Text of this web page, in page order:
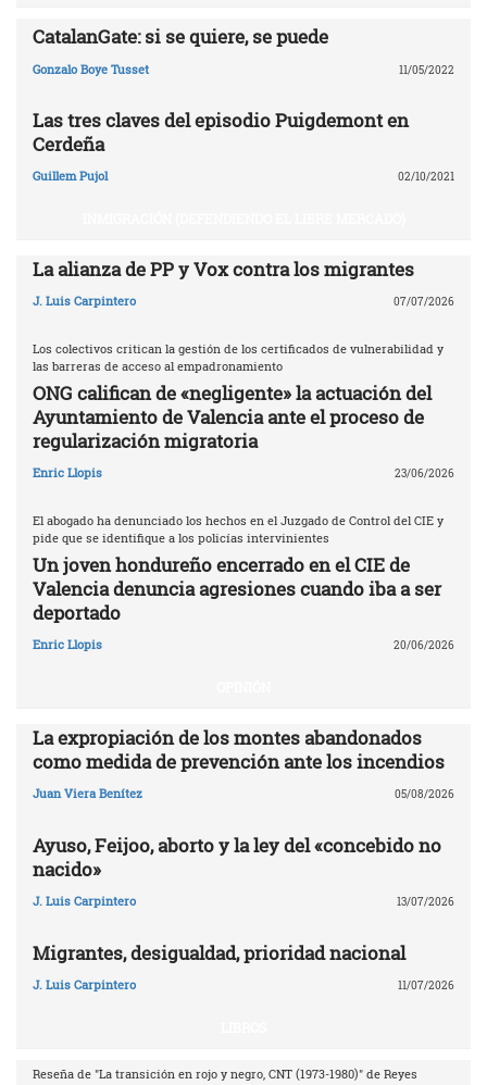
CatalanGate: si se quiere, se puede
Gonzalo Boye Tusset 11/05/2022
Las tres claves del episodio Puigdemont en
Cerdeña
Guillem Pujol 02/10/2021
La alianza de PP y Vox contra los migrantes
J. Luis Carpintero 07/07/2026
Los colectivos critican la gestión de los certificados de vulnerabilidad y
las barreras de acceso al empadronamiento
ONG califican de «negligente» la actuación del
Ayuntamiento de Valencia ante el proceso de
regularización migratoria
Enric Llopis 23/06/2026
El abogado ha denunciado los hechos en el Juzgado de Control del CIE y
pide que se identifique a los policías intervinientes
Un joven hondureño encerrado en el CIE de
Valencia denuncia agresiones cuando iba a ser
deportado
Enric Llopis 20/06/2026
La expropiación de los montes abandonados
como medida de prevención ante los incendios
Juan Viera Benítez 05/08/2026
Ayuso, Feijoo, aborto y la ley del «concebido no
nacido»
J. Luis Carpintero 13/07/2026
Migrantes, desigualdad, prioridad nacional
J. Luis Carpintero 11/07/2026
Reseña de "La transición en rojo y negro, CNT (1973-1980)" de Reyes